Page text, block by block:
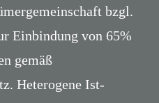
bzgl.
Einbindung von 65%
gemäß
Heterogene Ist-